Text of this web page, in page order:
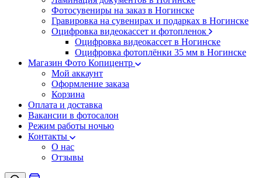
Фотосувениры на заказ в Ногинске
Гравировка на сувенирах и подарках в Ногинске
Оцифровка видеокассет и фотопленок
Оцифровка видеокассет в Ногинске
Оцифровка фотоплёнки 35 мм в Ногинске
Магазин Фото Копицентр
Мой аккаунт
Оформление заказа
Корзина
Оплата и доставка
Вакансии в фотосалон
Режим работы ночью
Контакты
О нас
Отзывы